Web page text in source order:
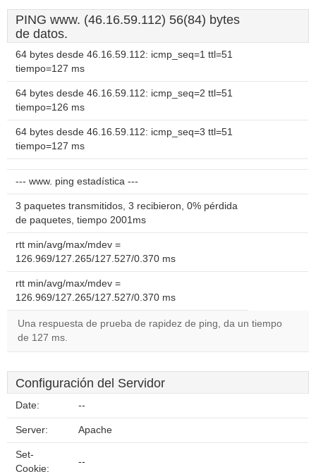
PING www. (46.16.59.112) 56(84) bytes
de datos.
64 bytes desde 46.16.59.112: icmp_seq=1 ttl=51
tiempo=127 ms
64 bytes desde 46.16.59.112: icmp_seq=2 ttl=51
tiempo=126 ms
64 bytes desde 46.16.59.112: icmp_seq=3 ttl=51
tiempo=127 ms
--- www. ping estadística ---
3 paquetes transmitidos, 3 recibieron, 0% pérdida
de paquetes, tiempo 2001ms
rtt min/avg/max/mdev =
126.969/127.265/127.527/0.370 ms
rtt min/avg/max/mdev =
126.969/127.265/127.527/0.370 ms
Una respuesta de prueba de rapidez de ping, da un tiempo
de 127 ms.
Configuración del Servidor
Date: --
Server: Apache
Set-
Cookie:
--